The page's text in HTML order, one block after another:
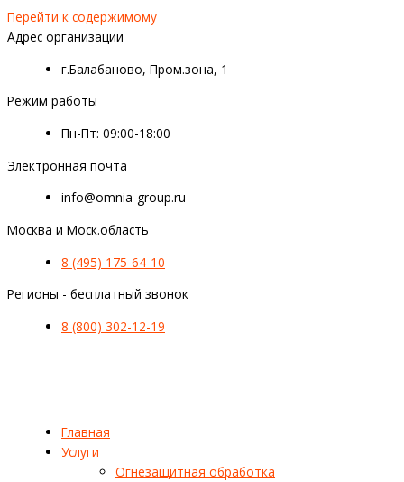
Перейти к содержимому
Адрес организации
г.Балабаново, Пром.зона, 1
Режим работы
Пн-Пт: 09:00-18:00
Электронная почта
info@omnia-group.ru
Москва и Моск.область
8 (495) 175-64-10
Регионы - бесплатный звонок
8 (800) 302-12-19
Главная
Услуги
Огнезащитная обработка